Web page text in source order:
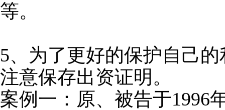
等。
5、为了更好的保护自己
注意保存出资证明。
案例一：原、被告于1996